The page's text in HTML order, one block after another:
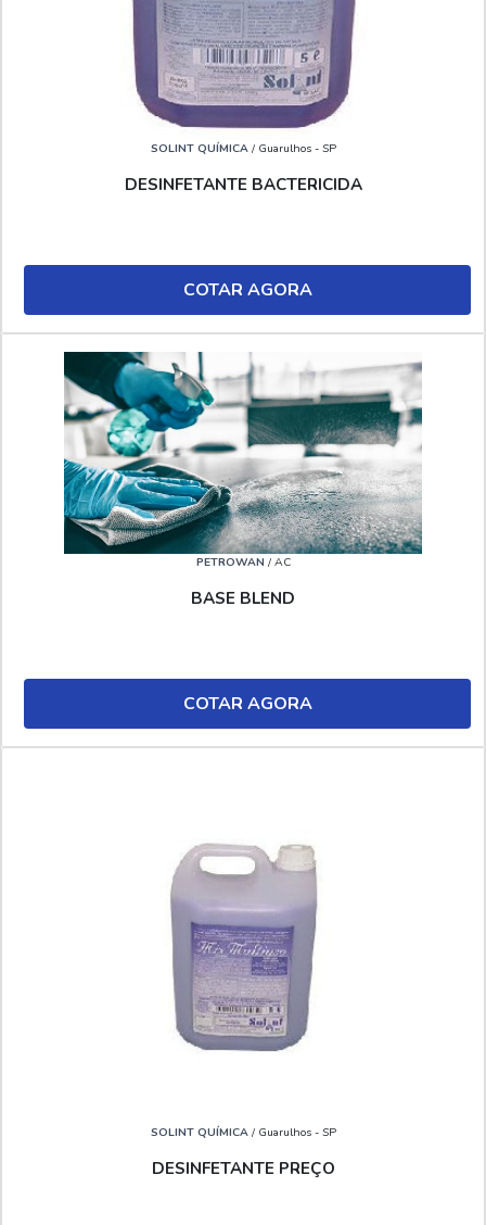
SOLINT QUÍMICA/ Guarulhos - SP
DESINFETANTE BACTERICIDA
COTAR AGORA
PETROWAN / AC
BASE BLEND
COTAR AGORA
SOLINT QUÍMICA/ Guarulhos - SP
DESINFETANTE PREÇO